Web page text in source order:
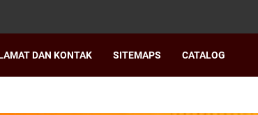
DAN KONTAK SITEMAPS CATALOG